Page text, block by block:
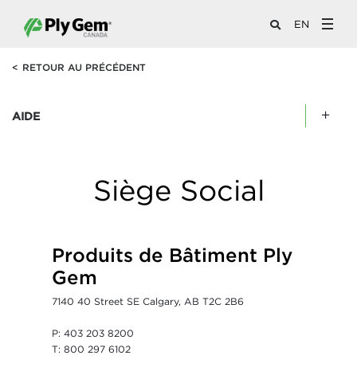
EN
< RETOUR AU PRÉCÉDENT
AIDE
Siège Social
Produits de Bâtiment Ply
Gem
7140 40 Street SE Calgary, AB T2C 2B6
P: 403 203 8200
T: 800 297 6102